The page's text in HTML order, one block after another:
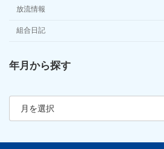
放流情報
組合日記
年月から探す
ア